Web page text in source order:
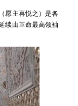
愿主喜悦之）是各
续由革命最高领袖